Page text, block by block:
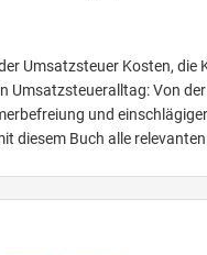
Umsatzsteuer Kosten,
Umsatzsteueralltag: Von
und
diesem Buch alle